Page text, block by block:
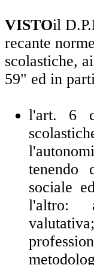
VISTOil
recante
scolastiche,
59" ed in
l'art. 6
tenendo
sociale
l'altro:
valutativa;